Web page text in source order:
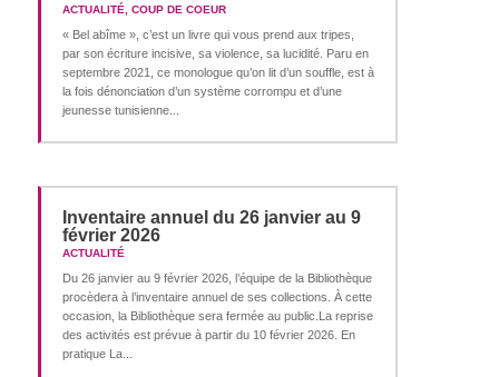
ACTUALITÉ, COUP DE COEUR
« Bel abîme », c’est un livre qui vous prend aux tripes,
par son écriture incisive, sa violence, sa lucidité. Paru en
septembre 2021, ce monologue qu’on lit d’un souffle, est à
la fois dénonciation d’un système corrompu et d’une
jeunesse tunisienne...
Inventaire annuel du 26 janvier au 9
février 2026
ACTUALITÉ
Du 26 janvier au 9 février 2026, l’équipe de la Bibliothèque
procèdera à l’inventaire annuel de ses collections. À cette
occasion, la Bibliothèque sera fermée au public.La reprise
des activités est prévue à partir du 10 février 2026. En
pratique La...